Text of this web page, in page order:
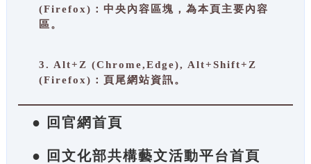
(Firefox)：中央內容區塊，為本頁主要內容
區。
3. Alt+Z (Chrome,Edge), Alt+Shift+Z
(Firefox)：頁尾網站資訊。
● 回官網首頁
● 回文化部共構藝文活動平台首頁